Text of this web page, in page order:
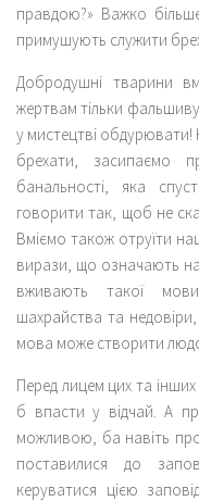
правдою?» Важко
примушують служити
Добродушні тварини
жертвам тільки
у мистецтві обдурювати!
брехати, засипаємо
банальності, яка
говорити так, щоб не
Вміємо також отруїти
вирази, що означають
вживають такої
шахрайства та
мова може створити
Перед лицем цих та
б впасти у відчай. А
можливою, ба навіть
поставилися до
керуватися цією